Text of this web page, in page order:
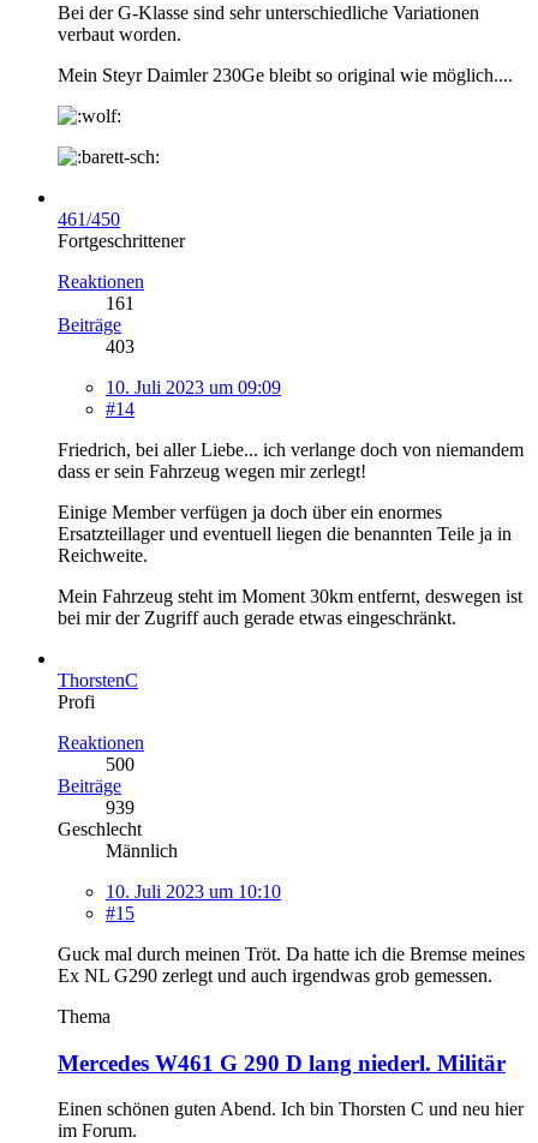
Bei der G-Klasse sind sehr unterschiedliche Variationen
verbaut worden.
Mein Steyr Daimler 230Ge bleibt so original wie möglich....
461/450
Fortgeschrittener
Reaktionen
161
Beiträge
403
10. Juli 2023 um 09:09
#14
Friedrich, bei aller Liebe... ich verlange doch von niemandem
dass er sein Fahrzeug wegen mir zerlegt!
Einige Member verfügen ja doch über ein enormes
Ersatzteillager und eventuell liegen die benannten Teile ja in
Reichweite.
Mein Fahrzeug steht im Moment 30km entfernt, deswegen ist
bei mir der Zugriff auch gerade etwas eingeschränkt.
ThorstenC
Profi
Reaktionen
500
Beiträge
939
Geschlecht
Männlich
10. Juli 2023 um 10:10
#15
Guck mal durch meinen Tröt. Da hatte ich die Bremse meines
Ex NL G290 zerlegt und auch irgendwas grob gemessen.
Thema
Mercedes W461 G 290 D lang niederl. Militär
Einen schönen guten Abend. Ich bin Thorsten C und neu hier
im Forum.